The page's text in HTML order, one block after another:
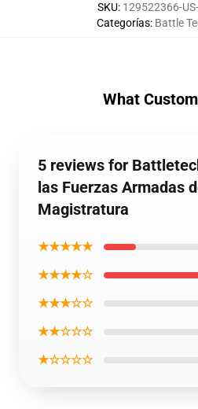
SKU: 129522366-
Categorías: Battle
What
5 reviews for
las Fuerzas Armadas
Magistratura
★★★★★
★★★★☆
★★★☆☆
★★☆☆☆
★☆☆☆☆